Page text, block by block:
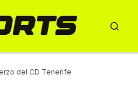
del CD Tenerife